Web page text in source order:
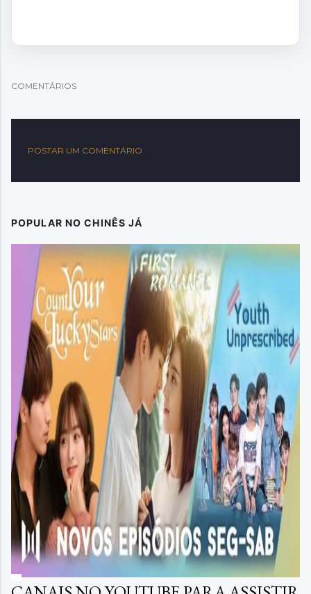
COMENTÁRIOS
POSTAR UM COMENTÁRIO
POPULAR NO CHINÊS JÁ